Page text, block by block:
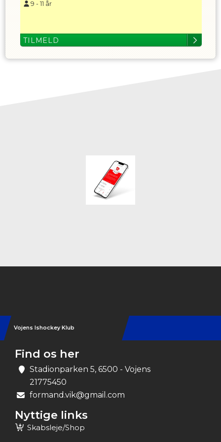
9 -11 år
TILMELD
Vojens Ishockey Klub
Find os her
Stadionparken 5, 6500 - Vojens
21775450
formand.vik@gmail.com
Nyttige links
Skabsleje/shop